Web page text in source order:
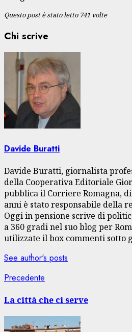
Questo post è stato letto 741 volte
Chi scrive
Davide Buratti
Davide Buratti, giornalista
della Cooperativa Editoriale
pubblica il Corriere Romagna,
anni è stato responsabile della
Oggi in pensione scrive di
a 360 gradi nel suo blog per
utilizzate il box commenti sotto
See author's posts
Navigazione
articolo
Precedente
La città che ci serve